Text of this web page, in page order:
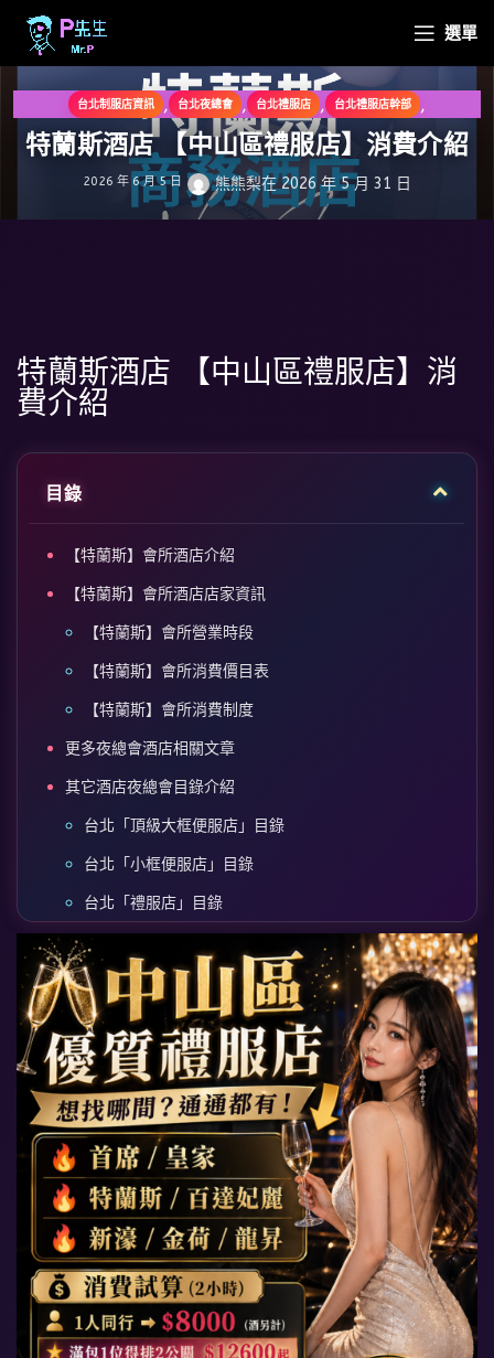
選單
台北制服店資訊 , 台北夜總會 , 台北禮服店 , 台北禮服店幹部 ,
台北禮服店資訊 , 台北酒店幹部 , 台北酒店資訊
特蘭斯酒店 【中山區禮服店】消費介紹
2026 年 6 月 5 日 熊熊梨在 2026 年 5 月 31 日
特蘭斯酒店 【中山區禮服店】消
費介紹
目錄
【特蘭斯】會所酒店介紹
【特蘭斯】會所酒店店家資訊
【特蘭斯】會所營業時段
【特蘭斯】會所消費價目表
【特蘭斯】會所消費制度
更多夜總會酒店相關文章
其它酒店夜總會目錄介紹
台北「頂級大框便服店」目錄
台北「小框便服店」目錄
台北「禮服店」目錄
台北「公主店」目錄
台北「制服店」目錄